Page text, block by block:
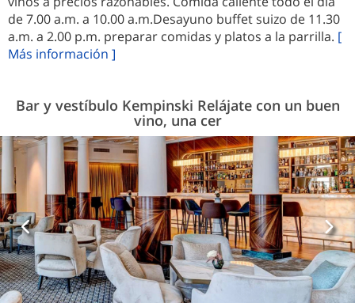
de 7.00 a.m. a 10.00 a.m.Desayuno buffet suizo de 11.30
a.m. a 2.00 p.m. preparar comidas y platos a la parrilla. [
Más información ]
Bar y vestíbulo Kempinski Relájate con un buen
vino, una cer